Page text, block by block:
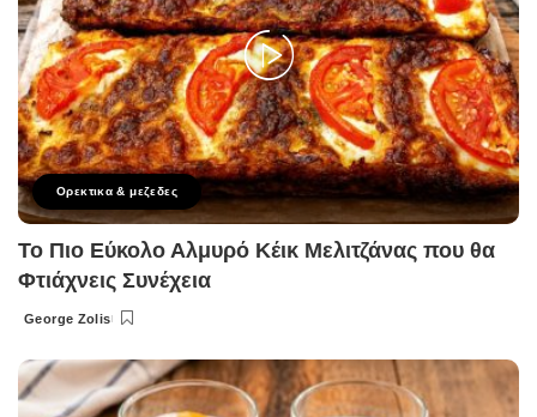
Ορεκτικα & μεζεδες
Το Πιο Εύκολο Αλμυρό Κέικ Μελιτζάνας που θα
Φτιάχνεις Συνέχεια
Posted
George Zolis